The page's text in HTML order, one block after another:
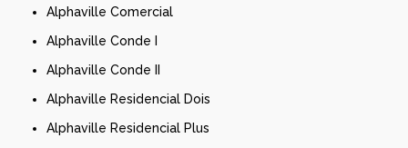
Alphaville Comercial
Alphaville Conde I
Alphaville Conde II
Alphaville Residencial Dois
Alphaville Residencial Plus